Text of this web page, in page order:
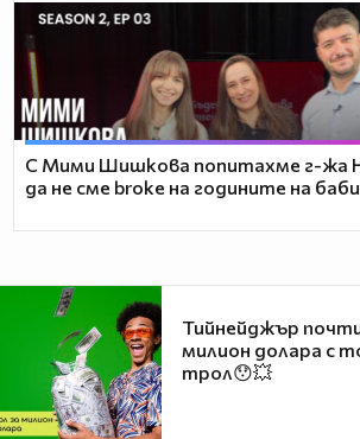
С Мими Шишкова попитахме г-жа
да не сме broke на годините на
Тийнейджър
милион долара с
трол😯💥